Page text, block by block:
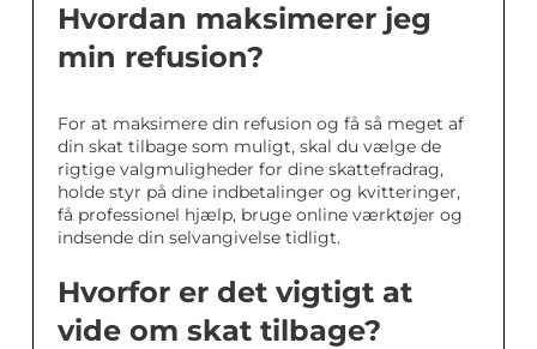
Hvordan maksimerer jeg
min refusion?
For at maksimere din refusion og få så meget af
din skat tilbage som muligt, skal du vælge de
rigtige valgmuligheder for dine skattefradrag,
holde styr på dine indbetalinger og kvitteringer,
få professionel hjælp, bruge online værktøjer og
indsende din selvangivelse tidligt.
Hvorfor er det vigtigt at
vide om skat tilbage?